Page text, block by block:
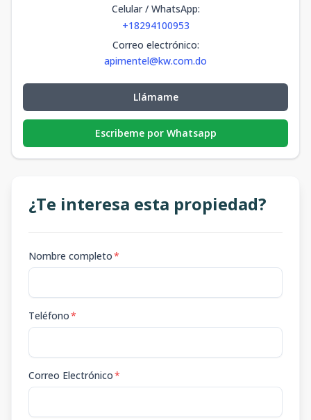
Celular / WhatsApp:
+18294100953
Correo electrónico:
apimentel@kw.com.do
Llámame
Escribeme por Whatsapp
¿Te interesa esta propiedad?
Nombre completo*
Teléfono*
Correo Electrónico*